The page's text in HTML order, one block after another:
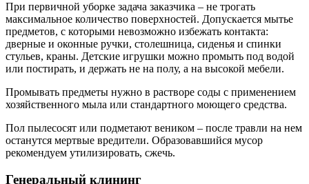
При первичной уборке задача заказчика – не трогать
максимальное количество поверхностей. Допускается мытье
предметов, с которыми невозможно избежать контакта:
дверные и оконные ручки, столешница, сиденья и спинки
стульев, краны. Детские игрушки можно промыть под водой
или постирать, и держать не на полу, а на высокой мебели.
Промывать предметы нужно в растворе соды с применением
хозяйственного мыла или стандартного моющего средства.
Пол пылесосят или подметают веником – после травли на нем
останутся мертвые вредители. Образовавшийся мусор
рекомендуем утилизировать, сжечь.
Генеральный клининг